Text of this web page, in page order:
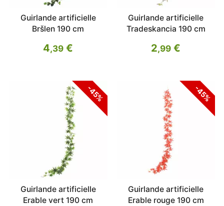
Guirlande artificielle
Bršlen 190 cm
4,39 €
Guirlande artificielle
Tradeskancia 190 cm
2,99 €
-45%
Guirlande artificielle
Erable vert 190 cm
-45%
Guirlande artificielle
Erable rouge 190 cm